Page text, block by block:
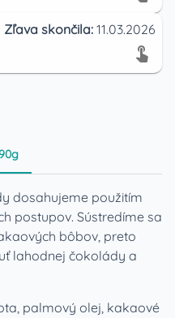
Zľava skončila: 11.03.2026
dosahujeme použitím
postupov. Sústredíme sa
bôbov, preto
lahodnej čokolády a
palmový olej, kakaové